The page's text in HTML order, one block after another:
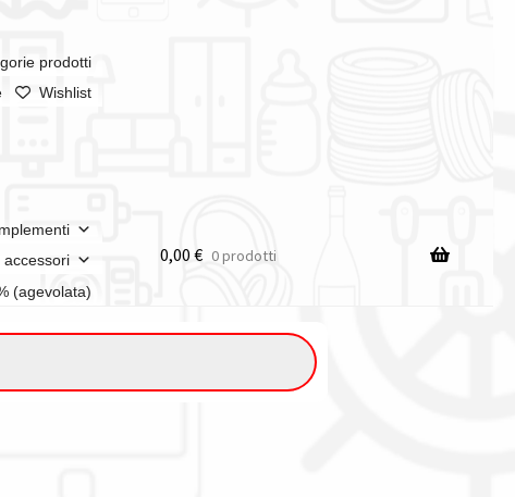
prodotti
Wishlist
(agevolata)
0,00 € 0 prodotti